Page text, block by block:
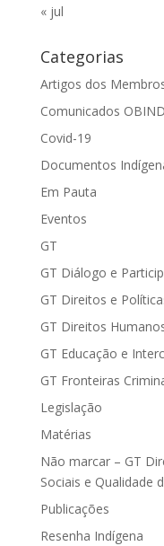
« jul
Categorias
Artigos dos
Comunicados OBIND
Covid-19
Documentos
Em Pauta
Eventos
GT
GT Diálogo e
GT Direitos e
GT Direitos
GT Educação e
GT Fronteiras
Legislação
Matérias
Não marcar – GT
Sociais e Qualidade
Publicações
Resenha Indígena